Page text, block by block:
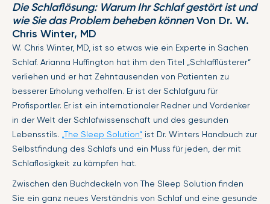
Die Schlaflösung: Warum Ihr Schlaf gestört ist und
wie Sie das Problem beheben könnenVon Dr. W.
Chris Winter, MD
W. Chris Winter, MD, ist so etwas wie ein Experte in Sachen
Schlaf. Arianna Huffington hat ihm den Titel „Schlafflüsterer“
verliehen und er hat Zehntausenden von Patienten zu
besserer Erholung verholfen. Er ist der Schlafguru für
Profisportler. Er ist ein internationaler Redner und Vordenker
in der Welt der Schlafwissenschaft und des gesunden
Lebensstils. „The Sleep Solution“ ist Dr. Winters Handbuch zur
Selbstfindung des Schlafs und ein Muss für jeden, der mit
Schlaflosigkeit zu kämpfen hat.
Zwischen den Buchdeckeln von The Sleep Solution finden
Sie ein ganz neues Verständnis von Schlaf und eine gesunde